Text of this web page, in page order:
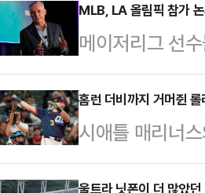
파크에서 열린
6으로 비긴 뒤
널리그 올스타
니어의 연속 안
를 터뜨렸다.이
점 홈런을 터뜨
MLB, LA 올림픽 참가
메이저리그 선
지고 있다.롭
열리는 미국 조
(BBWAA)와 인
드 커미셔너는 "
홈런 더비까지 거머쥔
시애틀 매리너
며 2025시즌 메
울트라 닛폰이 더 많았